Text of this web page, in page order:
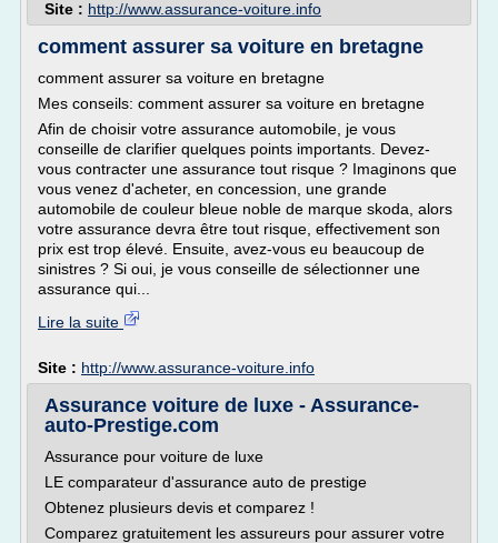
Site : http://www.assurance-voiture.info
comment assurer sa voiture en bretagne
comment assurer sa voiture en bretagne
Mes conseils: comment assurer sa voiture en bretagne
Afin de choisir votre assurance automobile, je vous
conseille de clarifier quelques points importants. Devez-
vous contracter une assurance tout risque ? Imaginons que
vous venez d'acheter, en concession, une grande
automobile de couleur bleue noble de marque skoda, alors
votre assurance devra être tout risque, effectivement son
prix est trop élevé. Ensuite, avez-vous eu beaucoup de
sinistres ? Si oui, je vous conseille de sélectionner une
assurance qui...
Lire la suite
Site : http://www.assurance-voiture.info
Assurance voiture de luxe - Assurance-
auto-Prestige.com
Assurance pour voiture de luxe
LE comparateur d'assurance auto de prestige
Obtenez plusieurs devis et comparez !
Comparez gratuitement les assureurs pour assurer votre